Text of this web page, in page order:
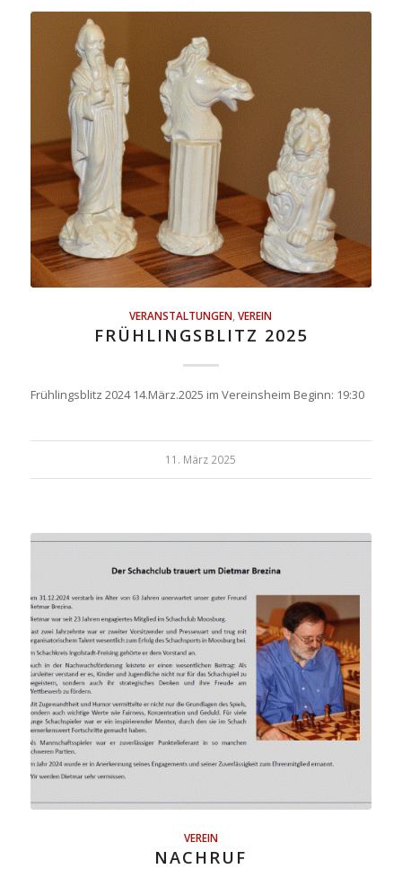
VERANSTALTUNGEN,VEREIN
FRÜHLINGSBLITZ 2025
Frühlingsblitz 2024 14.März.2025 im Vereinsheim Beginn: 19:30
11. März 2025
VEREIN
NACHRUF